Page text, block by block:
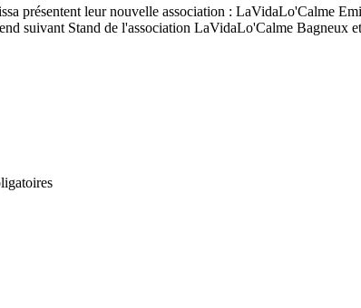
présentent leur nouvelle association : LaVidaLo'Calme
suivant Stand de l'association LaVidaLo'Calme Bagneux